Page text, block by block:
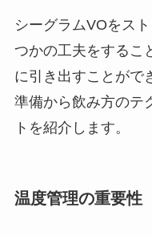
シーグラムVOをス
つかの工夫をするこ
に引き出すことがで
準備から飲み方のテ
トを紹介します。
温度管理の重要性